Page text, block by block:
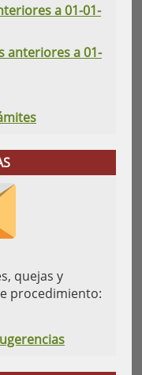
a 01-01-
anteriores a 01-
quejas y
procedimiento: